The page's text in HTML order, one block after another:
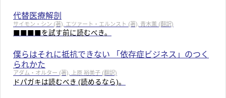
代替医療解剖
サイモン・シン (著), エツァート・エルンスト (著), 青木薫 (翻訳)
■■■■を試す前に読むべき。
僕らはそれに抵抗できない 「依存症ビジネス」のつく
られかた
アダム・オルター (著), 上原 裕美子 (翻訳)
ドパガキは読むべき (読めるなら)。